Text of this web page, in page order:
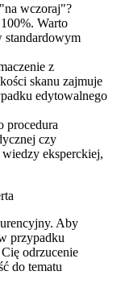
wczoraj"?
Warto
standardowym
z
skanu zajmuje
edytowalnego
procedura
czy
eksperckiej,
Aby
przypadku
Cię odrzucenie
do tematu